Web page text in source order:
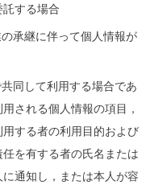
する場合
承継に伴って個人情報が
同して利用する場合であ
される個人情報の項目，
する者の利用目的および
を有する者の氏名または
通知し，または本人が容